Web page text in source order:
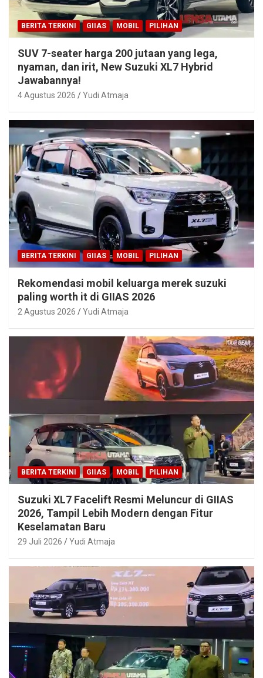
BERITA TERKINI GIIAS MOBIL PILIHAN
SUV 7-seater harga 200 jutaan yang lega,
nyaman, dan irit, New Suzuki XL7 Hybrid
Jawabannya!
4 Agustus 2026 Yudi Atmaja
BERITA TERKINI GIIAS MOBIL PILIHAN
Rekomendasi mobil keluarga merek suzuki
paling worth it di GIIAS 2026
2 Agustus 2026 Yudi Atmaja
BERITA TERKINI GIIAS MOBIL PILIHAN
Suzuki XL7 Facelift Resmi Meluncur di GIIAS
2026, Tampil Lebih Modern dengan Fitur
Keselamatan Baru
29 Juli 2026 Yudi Atmaja